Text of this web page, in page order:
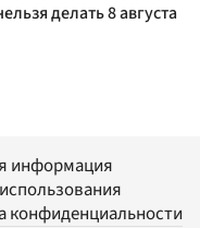
делать 8 августа
информация
конфиденциальности